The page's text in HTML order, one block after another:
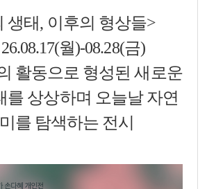
생태, 이후의 형상들>
월)-08.28(금)
활동으로 형성된 새로운
를 상상하며 오늘날 자연
를 탐색하는 전시